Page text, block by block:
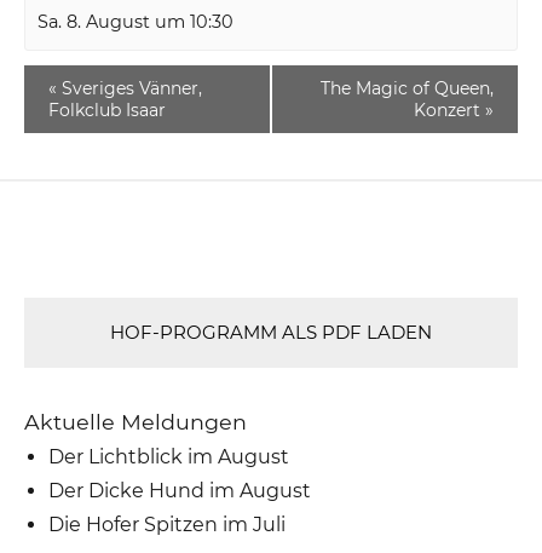
Sa. 8. August um 10:30
« Sveriges Vänner,
Folkclub Isaar
The Magic of Queen,
Konzert »
HOF-PROGRAMM ALS PDF LADEN
Aktuelle Meldungen
Der Lichtblick im August
Der Dicke Hund im August
Die Hofer Spitzen im Juli